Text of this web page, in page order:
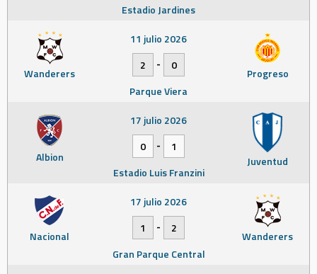
Estadio Jardines
Wanderers Progreso
11 julio 2026
2
-
0
Parque Viera
Albion Juventud
17 julio 2026
0
-
1
Estadio Luis Franzini
Nacional Wanderers
17 julio 2026
1
-
2
Gran Parque Central